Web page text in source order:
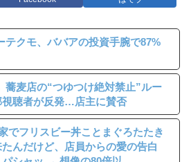
テクモ、ババアの投資手腕で87%
蕎麦店の“つゆつけ絶対禁止”ルー
視聴者が反発…店主に賛否
でフリスビー丼ことまぐろたたき
んだけど、店員からの愛の告白